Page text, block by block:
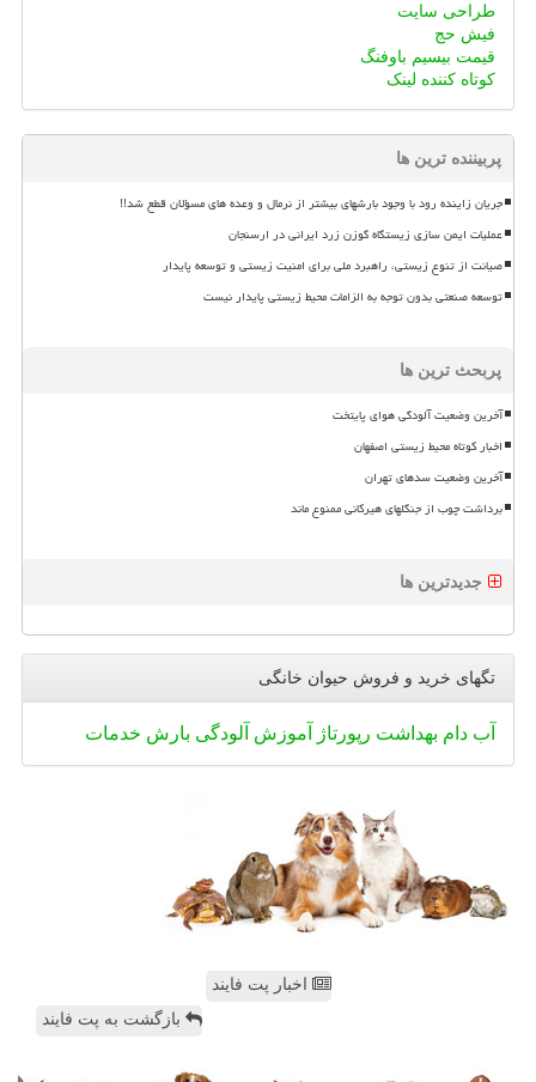
طراحی سایت
فیش حج
قیمت بیسیم باوفنگ
کوتاه کننده لینک
پربیننده ترین ها
جریان زاینده رود با وجود بارشهای بیشتر از نرمال و وعده های مسؤلان قطع شد!!
عملیات ایمن سازی زیستگاه گوزن زرد ایرانی در ارسنجان
صیانت از تنوع زیستی، راهبرد ملی برای امنیت زیستی و توسعه پایدار
توسعه صنعتی بدون توجه به الزامات محیط زیستی پایدار نیست
پربحث ترین ها
آخرین وضعیت آلودگی هوای پایتخت
اخبار کوتاه محیط زیستی اصفهان
آخرین وضعیت سدهای تهران
برداشت چوب از جنگلهای هیرکانی ممنوع ماند
جدیدترین ها
تگهای خرید و فروش حیوان خانگی
آب دام بهداشت رپورتاژ آموزش آلودگی بارش خدمات
اخبار پت فایند
بازگشت به پت فایند